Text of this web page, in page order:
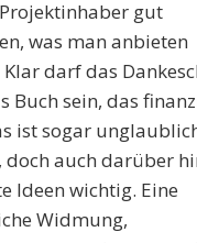
gut
was man anbieten
darf das
Buch sein, das
ist sogar
doch auch darüber
Ideen wichtig. Eine
Widmung,